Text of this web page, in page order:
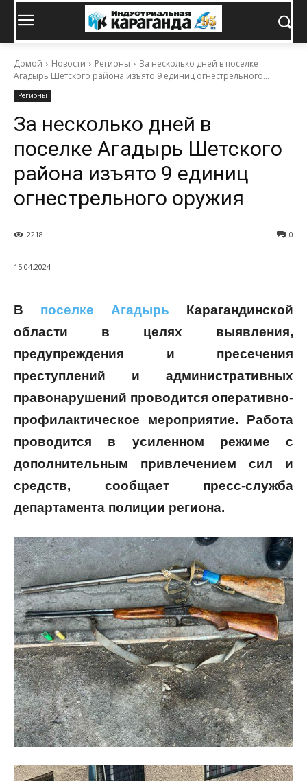
Домой Новости Регионы
За несколько дней в поселке
Агадырь Шетского района изъято 9 единиц огнестрельного...
Регионы
За несколько дней в
поселке Агадырь Шетского
района изъято 9 единиц
огнестрельного оружия
0
2218
15.04.2024
В поселке Агадырь Карагандинской
области в целях выявления,
предупреждения и пресечения
преступлений и административных
правонарушений проводится оперативно-
профилактическое мероприятие. Работа
проводится в усиленном режиме с
дополнительным привлечением сил и
средств, сообщает пресс-служба
департамента полиции региона.